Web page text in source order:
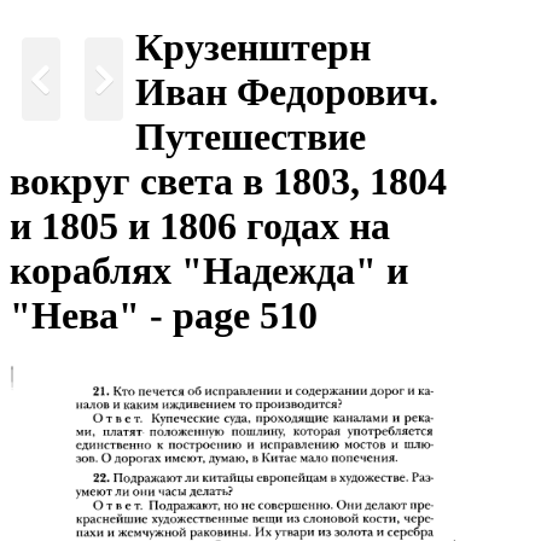
Крузенштерн
Иван Федорович.
Путешествие
вокруг света в 1803, 1804
и 1805 и 1806 годах на
кораблях "Надежда" и
"Нева" - page 510